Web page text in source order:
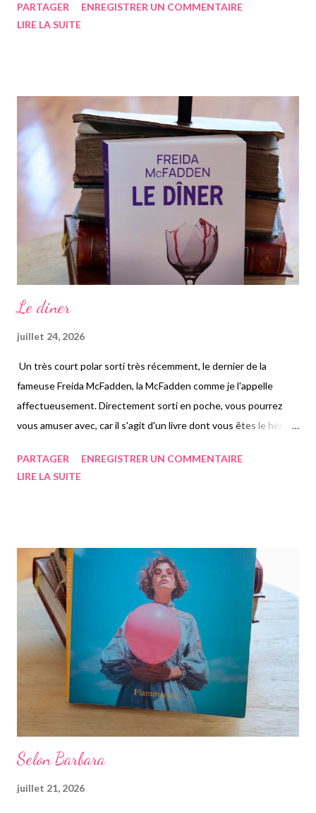
rêvée de lire enfin le dernier roman de l'autrice sorti ce
pas être une bonne mère, mais cependant elle pense être un
bon parent. C'est l'énergie qu'elle donnera à son personnage
principal, Camille qui devient mère dans « L'émerveillement ».
Juste l'envie de parler de la parentalité au sens large, sans
forcément mettre un sexe sur le parent. Ce que j'ai trouvé très
juste, e...
PARTAGER
ENREGISTRER UN COMMENTAIRE
LIRE LA SUITE
Le diner
juillet 24, 2026
Un très court polar sorti très récemment, le dernier de la
fameuse Freida McFadden, la McFadden comme je l'appelle
affectueusement. Directement sorti en poche, vous pourrez
vous amuser avec, car il s'agit d'un livre dont vous êtes le héros.
choisir à chaque fois la suite. Je l'ai donc amené avec moi sur le
proposer par une amie de participer à une soirée en tant que
serveuse très bien payée. Que faire ensuite ? Plein de
possibilités s'offrent alors à nous, certaines nous faisant revenir
directement à la case départ, et nous obligeant à choisir une
autre éventualité. On rencontrera donc un auto-stoppeur, un
loup-garou, un manoir peuplé de bourgeo...
PARTAGER
ENREGISTRER UN COMMENTAIRE
LIRE LA SUITE
Selon Barbara
juillet 21, 2026